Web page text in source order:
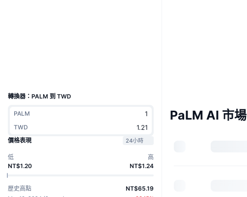
轉換器：PALM 到 TWD
PALM
TWD
價格表現
24小時
低
NT$1.20
高
NT$1.24
歷史高點 NT$65.19
PaLM AI 市場